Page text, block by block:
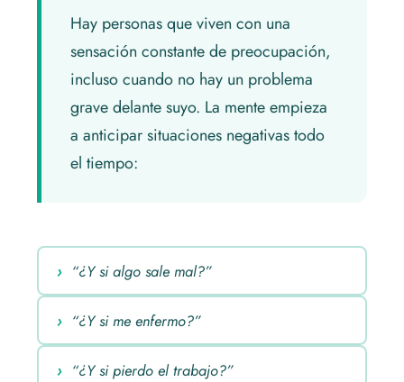
Hay personas que viven con una
sensación constante de preocupación,
incluso cuando no hay un problema
grave delante suyo. La mente empieza
a anticipar situaciones negativas todo
el tiempo:
“¿Y si algo sale mal?”
“¿Y si me enfermo?”
“¿Y si pierdo el trabajo?”